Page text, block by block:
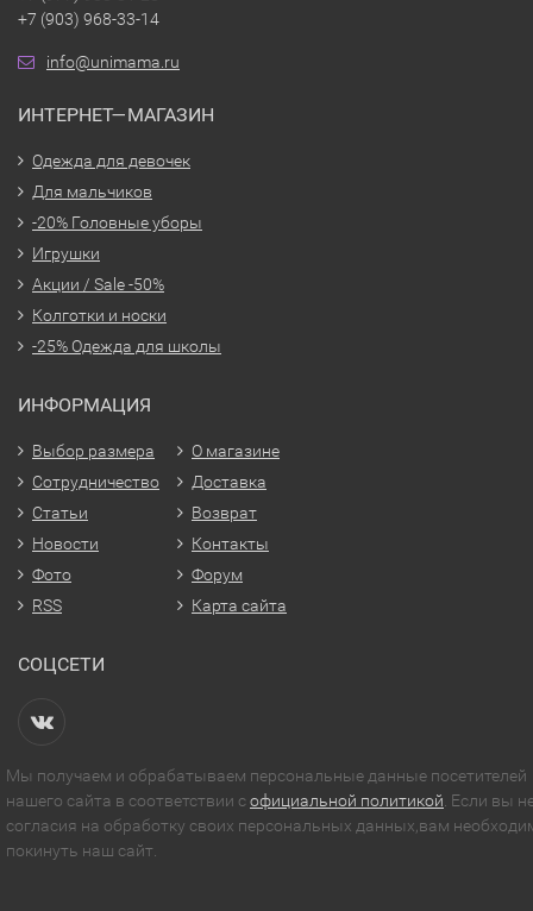
+7 (903) 968-33-14
info@unimama.ru
ИНТЕРНЕТ—МАГАЗИН
Одежда для девочек
Для мальчиков
-20% Головные уборы
Игрушки
Акции / Sale -50%
Колготки и носки
-25% Одежда для школы
ИНФОРМАЦИЯ
Выбор размера
Сотрудничество
Статьи
Новости
Фото
RSS
О магазине
Доставка
Возврат
Контакты
Форум
Карта сайта
СОЦСЕТИ
Мы получаем и обрабатываем персональные данные посетителей
нашего сайта в соответствии софициальной политикой . Если вы
согласия на обработку своих персональных данных,вам
покинуть наш сайт.